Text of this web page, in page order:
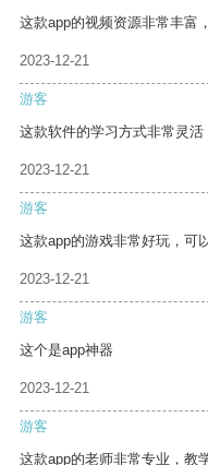
这款app的视频资源非常丰富
2023-12-21
游客
这款软件的学习方式非常灵活
2023-12-21
游客
这款app的游戏非常好玩，可
2023-12-21
游客
这个是app神器
2023-12-21
游客
这款app的老师非常专业，教